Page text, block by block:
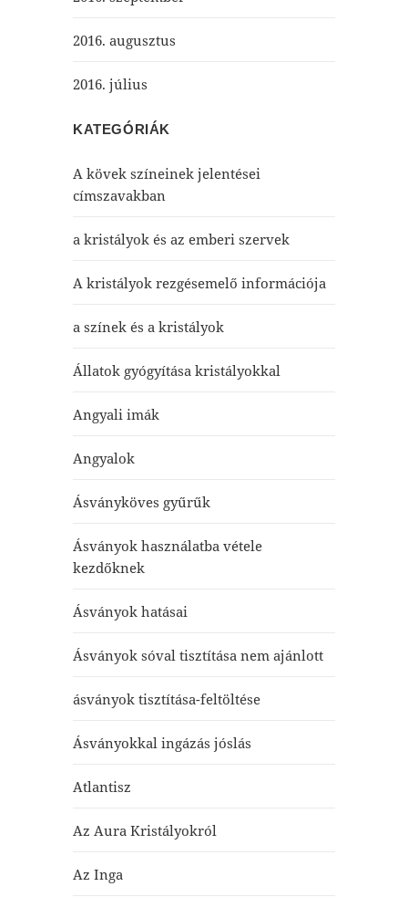
2016. augusztus
2016. július
KATEGÓRIÁK
A kövek színeinek jelentései
címszavakban
a kristályok és az emberi szervek
A kristályok rezgésemelő információja
a színek és a kristályok
Állatok gyógyítása kristályokkal
Angyali imák
Angyalok
Ásványköves gyűrűk
Ásványok használatba vétele
kezdőknek
Ásványok hatásai
Ásványok sóval tisztítása nem ajánlott
ásványok tisztítása-feltöltése
Ásványokkal ingázás jóslás
Atlantisz
Az Aura Kristályokról
Az Inga